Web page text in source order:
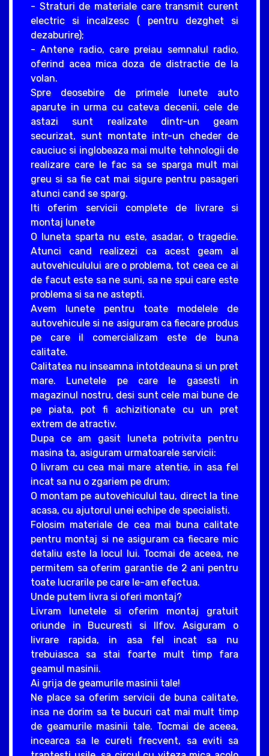
- Straturi de materiale care transmit curent
electric si incalzesc ( pentru dezghet si
dezaburire);
- Antene radio, care preiau semnalul radio,
oferind acea mica doza de distractie de la
volan.
Spre deosebire de primele lunete auto
aparute in urma cu cateva decenii, cele de
astazi sunt realizate dintr-un geam
securizat, sunt montate intr-un cheder de
cauciuc si inglobeaza mai multe tehnologii de
realizare care le fac sa se sparga mult mai
greu si sa fie cat mai sigure pentru pasageri
atunci cand se sparg.
Iti oferim servicii complete de livrare si
montaj lunete
O luneta sparta nu este, asadar, o tragedie.
Atunci cand realizezi ca acest geam al
autovehiculului are o problema, tot ceea ce ai
de facut este sa ne suni, sa ne spui care este
problema si sa ne astepti.
Avem lunete pentru toate modelele de
autovehicule si ne asiguram ca fiecare produs
pe care il comercializam este de buna
calitate.
Calitatea nu inseamna intotdeauna si un pret
mare. Lunetele pe care le gasesti in
magazinul nostru, desi sunt cele mai bune de
pe piata, pot fi achizitionate cu un pret
extrem de atractiv.
Dupa ce am gasit luneta potrivita pentru
masina ta, asiguram urmatoarele servicii:
O livram cu cea mai mare atentie, in asa fel
incat sa nu o zgariem pe drum;
O montam pe autovehiculul tau, direct la tine
acasa, cu ajutorul unei echipe de specialisti.
Folosim materiale de cea mai buna calitate
pentru montaj si ne asiguram ca fiecare mic
detaliu este la locul lui. Tocmai de aceea, ne
permitem sa oferim garantie de 2 ani pentru
toate lucrarile pe care le-am efectua.
Unde putem livra si oferi montaj?
Livram lunetele si oferim montaj gratuit
oriunde in Bucuresti si Ilfov. Asiguram o
livrare rapida, in asa fel incat sa nu
trebuiasca sa stai foarte mult timp fara
geamul masinii.
Ai grija de geamurile masinii tale!
Ne place sa oferim servicii de buna calitate,
insa ne dorim sa te bucuri cat mai mult timp
de geamurile masinii tale. Tocmai de aceea,
incearca sa le cureti frecvent, sa eviti sa